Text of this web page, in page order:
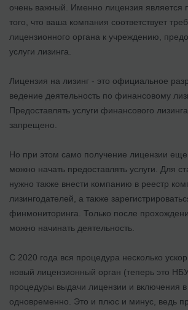
очень важный. Именно лицензия является
того, что ваша компания соответствует
лицензионного органа к учреждению,
услуги лизинга.
Лицензия на лизинг - это официальное
ведение деятельность по финансовому
Предоставлять услуги финансового
запрещено.
Но при этом само получение лицензии еще
можно начать предоставлять услуги. Для
нужно также внести компанию в реестр
лизингодателей, а также
финмониторинга. Только после
можно начинать деятельность.
С 2020 года вся процедура несколько
новый лицензионный орган (теперь это
процедуры выдачи лицензии и включения в
одновременно. Это и плюс и минус, ведь